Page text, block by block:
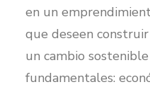
en un
que deseen
un cambio
fundamentales: